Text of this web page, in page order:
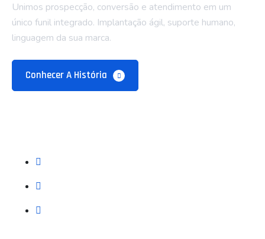
Unimos prospecção, conversão e atendimento em um
único funil integrado. Implantação ágil, suporte humano,
linguagem da sua marca.
Conhecer A História